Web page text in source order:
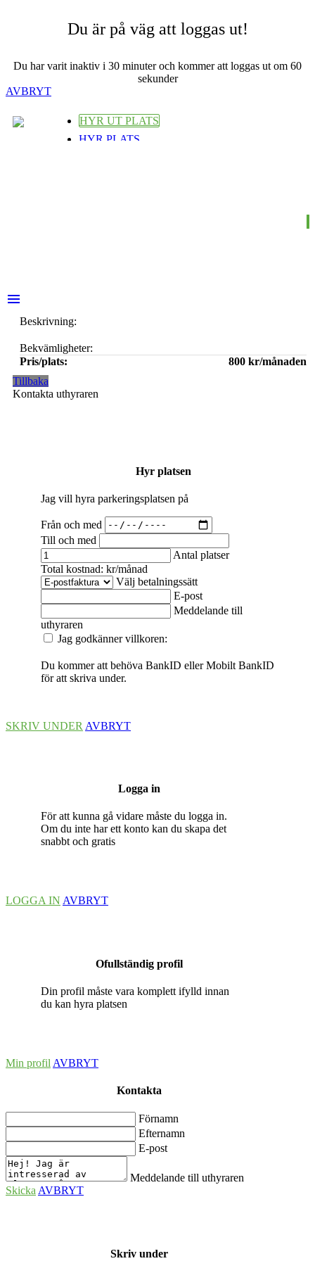
Du är på väg att loggas ut!
Du har varit inaktiv i 30 minuter och kommer att loggas ut om 60
sekunder
AVBRYT
HYR UT PLATS
HYR PLATS
menu
Beskrivning:
Bekvämligheter:
Pris/plats:
800 kr/månaden
Tillbaka
Kontakta uthyraren
Hyr platsen
Jag vill hyra parkeringsplatsen på
Från och med
Till och med
Antal platser
Total kostnad: kr/månad
Välj betalningssätt
E-post
Meddelande till
uthyraren
Jag godkänner villkoren:
Du kommer att behöva BankID eller Mobilt BankID
för att skriva under.
SKRIV UNDER AVBRYT
Logga in
För att kunna gå vidare måste du logga in.
Om du inte har ett konto kan du skapa det
snabbt och gratis
LOGGA IN AVBRYT
Ofullständig profil
Din profil måste vara komplett ifylld innan
du kan hyra platsen
Min profil AVBRYT
Kontakta
Förnamn
Efternamn
E-post
Meddelande till uthyraren
SkickaAVBRYT
Skriv under